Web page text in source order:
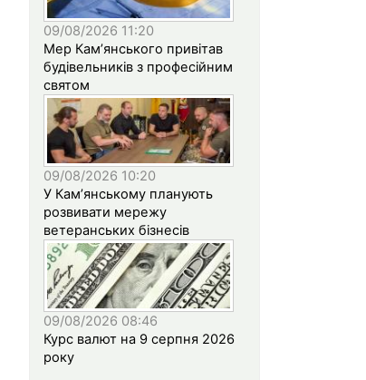
09/08/2026 11:20
Мер Кам’янського привітав
будівельників з професійним
святом
09/08/2026 10:20
У Кам’янському планують
розвивати мережу
ветеранських бізнесів
09/08/2026 08:46
Курс валют на 9 серпня 2026
року